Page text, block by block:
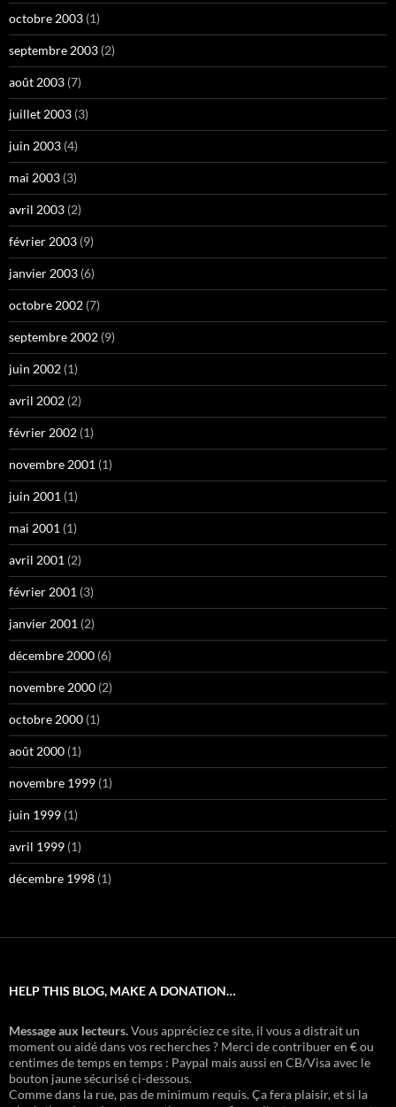
octobre 2003 (1)
septembre 2003 (2)
août 2003 (7)
juillet 2003 (3)
juin 2003 (4)
mai 2003 (3)
avril 2003 (2)
février 2003 (9)
janvier 2003 (6)
octobre 2002 (7)
septembre 2002 (9)
juin 2002 (1)
avril 2002 (2)
février 2002 (1)
novembre 2001 (1)
juin 2001 (1)
mai 2001 (1)
avril 2001 (2)
février 2001 (3)
janvier 2001 (2)
décembre 2000 (6)
novembre 2000 (2)
octobre 2000 (1)
août 2000 (1)
novembre 1999 (1)
juin 1999 (1)
avril 1999 (1)
décembre 1998 (1)
HELP THIS BLOG, MAKE A DONATION…
Message aux lecteurs.Vous appréciez ce site, il vous a distrait un
moment ou aidé dans vos recherches ? Merci de contribuer en € ou
centimes de temps en temps : Paypal mais aussi en CB/Visa avec le
bouton jaune sécurisé ci-dessous.
Comme dans la rue, pas de minimum requis. Ça fera plaisir, et si la